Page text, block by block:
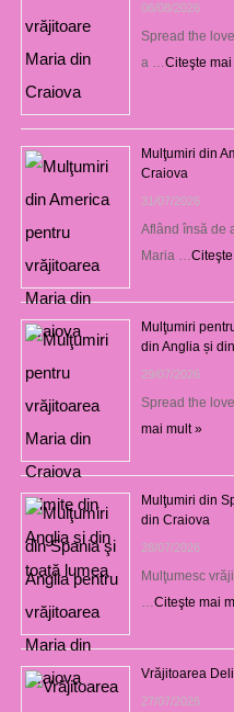
06/08/2026
Spread the
a …Citeşte
Mulţumiri din
Craiova
31/07/2026
Aflând însă de
Maria …
Mulţumiri
din Anglia și
29/07/2026
Spread the
mai mult »
Mulţumiri din
din Craiova
28/07/2026
Mulţumesc
…Citeşte mai
Vrăjitoarea
27/07/2026